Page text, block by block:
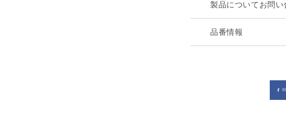
製品についてお問い
品番情報